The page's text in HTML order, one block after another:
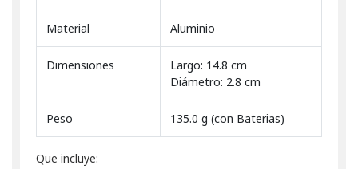
Material Aluminio
Dimensiones
Largo: 14.8 cm
Diámetro: 2.8 cm
Peso 135.0 g (con Baterias)
Que incluye: